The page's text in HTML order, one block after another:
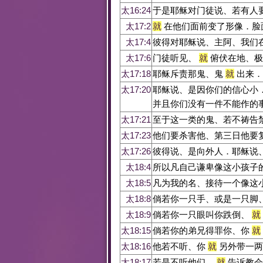
太16:24于是耶稣对门徒说、若有人
太17:2就 在他们面前变了形像．
太17:4彼得对耶稣说、主阿、我们
太17:6 门徒听见、 就 俯伏在地、
太17:18耶稣斥责那鬼、鬼 就 出来
太17:20耶稣说、是因你们的信心小
并且你们没有一件不能作的
太17:21 至于这一类的鬼、若不祷告
太17:23他们要杀害他、第三日他要
太17:26彼得说、是向外人．耶稣说
太18:4 所以凡自己谦卑像这小孩子
太18:5 凡为我的名、接待一个像这
太18:8倘若你一只手、或是一只脚
太18:9倘若你一只眼叫你跌倒、 就
太18:15倘若你的弟兄得罪你、你 就
太18:16他若不听、你 就 另外带一